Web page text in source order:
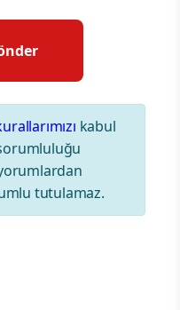
kabul
tutulamaz.